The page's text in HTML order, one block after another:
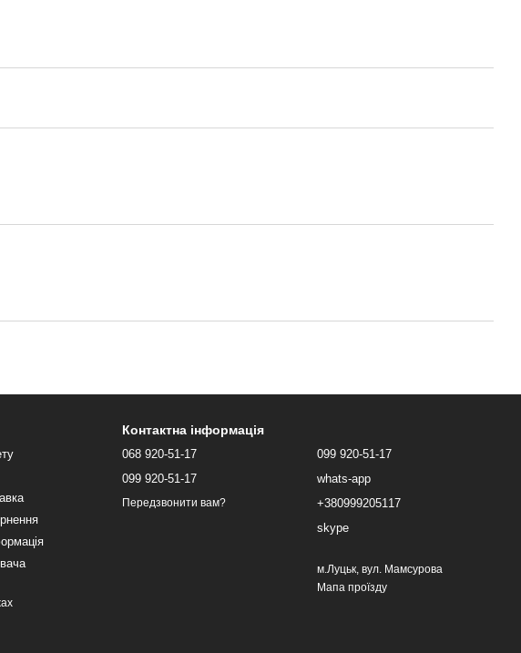
Контактна інформація
068 920-51-17
099 920-51-17
Передзвонити вам?
099 920-51-17
whats-app
+380999205117
skype
м.Луцьк, вул. Мамсурова
Мапа проїзду